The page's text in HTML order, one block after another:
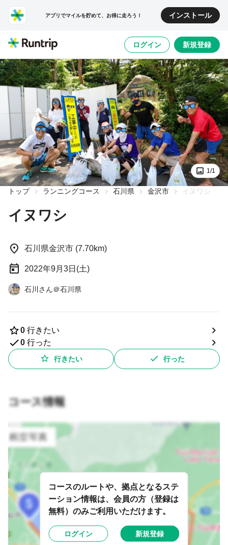
アプリでマイルを貯めて、お得に走ろう！ インストール
ログイン 新規登録
1/1
トップ ランニングコース 石川県 金沢市 イヌワシ
イヌワシ
石川県金沢市 (7.70km)
2022年9月3日(土)
石川さん＠石川県
0 行きたい
0 行った
行きたい 行った
コース情報
コースのルートや、拠点となるステ
ーション情報は、会員の方（登録は
無料）のみご利用いただけます。
ログイン 新規登録